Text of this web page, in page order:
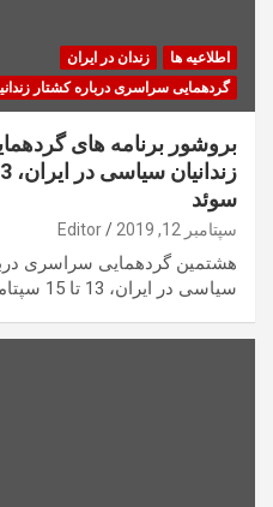
اطلاعیه ها
زندان در ایران
گردهمایی سراسری درباره کشتار
بروشور برنامه های
سوئد
سپتامبر 12, 2019 Editor
هشتمین گردهمایی سراسری
سیاسی در ایران، 13 تا 15 سپتامبر 2019، گوتنبرگ…